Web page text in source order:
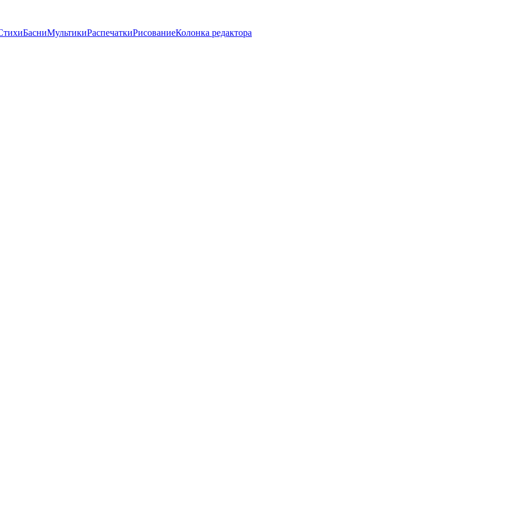
БасниМультикиРаспечаткиРисованиеКолонка редактора